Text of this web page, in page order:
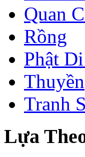
Quan
Rồng
Phật
Thuyền
Tranh
Lựa